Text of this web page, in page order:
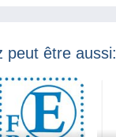
peut être aussi: